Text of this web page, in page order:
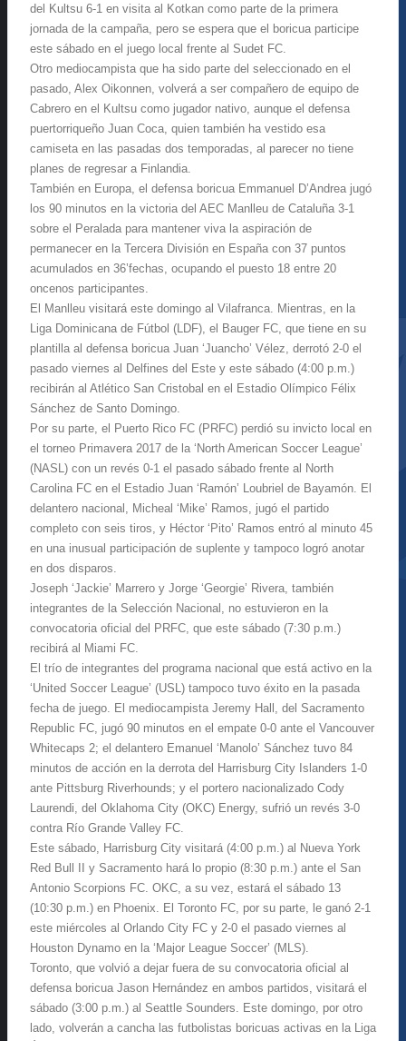
del Kultsu 6-1 en visita al Kotkan como parte de la primera
jornada de la campaña, pero se espera que el boricua participe
este sábado en el juego local frente al Sudet FC.
Otro mediocampista que ha sido parte del seleccionado en el
pasado, Alex Oikonnen, volverá a ser compañero de equipo de
Cabrero en el Kultsu como jugador nativo, aunque el defensa
puertorriqueño Juan Coca, quien también ha vestido esa
camiseta en las pasadas dos temporadas, al parecer no tiene
planes de regresar a Finlandia.
También en Europa, el defensa boricua Emmanuel D’Andrea jugó
los 90 minutos en la victoria del AEC Manlleu de Cataluña 3-1
sobre el Peralada para mantener viva la aspiración de
permanecer en la Tercera División en España con 37 puntos
acumulados en 36’fechas, ocupando el puesto 18 entre 20
oncenos participantes.
El Manlleu visitará este domingo al Vilafranca. Mientras, en la
Liga Dominicana de Fútbol (LDF), el Bauger FC, que tiene en su
plantilla al defensa boricua Juan ‘Juancho’ Vélez, derrotó 2-0 el
pasado viernes al Delfines del Este y este sábado (4:00 p.m.)
recibirán al Atlético San Cristobal en el Estadio Olímpico Félix
Sánchez de Santo Domingo.
Por su parte, el Puerto Rico FC (PRFC) perdió su invicto local en
el torneo Primavera 2017 de la ‘North American Soccer League’
(NASL) con un revés 0-1 el pasado sábado frente al North
Carolina FC en el Estadio Juan ‘Ramón’ Loubriel de Bayamón. El
delantero nacional, Micheal ‘Mike’ Ramos, jugó el partido
completo con seis tiros, y Héctor ‘Pito’ Ramos entró al minuto 45
en una inusual participación de suplente y tampoco logró anotar
en dos disparos.
Joseph ‘Jackie’ Marrero y Jorge ‘Georgie’ Rivera, también
integrantes de la Selección Nacional, no estuvieron en la
convocatoria oficial del PRFC, que este sábado (7:30 p.m.)
recibirá al Miami FC.
El trío de integrantes del programa nacional que está activo en la
‘United Soccer League’ (USL) tampoco tuvo éxito en la pasada
fecha de juego. El mediocampista Jeremy Hall, del Sacramento
Republic FC, jugó 90 minutos en el empate 0-0 ante el Vancouver
Whitecaps 2; el delantero Emanuel ‘Manolo’ Sánchez tuvo 84
minutos de acción en la derrota del Harrisburg City Islanders 1-0
ante Pittsburg Riverhounds; y el portero nacionalizado Cody
Laurendi, del Oklahoma City (OKC) Energy, sufrió un revés 3-0
contra Río Grande Valley FC.
Este sábado, Harrisburg City visitará (4:00 p.m.) al Nueva York
Red Bull II y Sacramento hará lo propio (8:30 p.m.) ante el San
Antonio Scorpions FC. OKC, a su vez, estará el sábado 13
(10:30 p.m.) en Phoenix. El Toronto FC, por su parte, le ganó 2-1
este miércoles al Orlando City FC y 2-0 el pasado viernes al
Houston Dynamo en la ‘Major League Soccer’ (MLS).
Toronto, que volvió a dejar fuera de su convocatoria oficial al
defensa boricua Jason Hernández en ambos partidos, visitará el
sábado (3:00 p.m.) al Seattle Sounders. Este domingo, por otro
lado, volverán a cancha las futbolistas boricuas activas en la Liga